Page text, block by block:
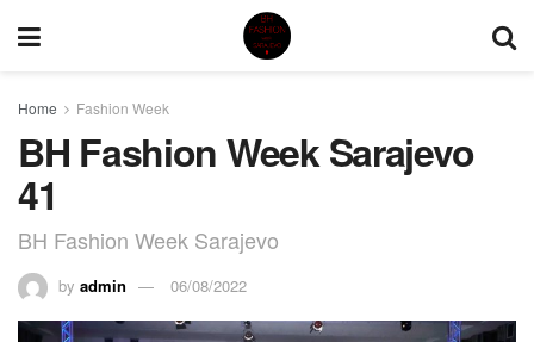
Home Fashion Week
BH Fashion Week Sarajevo
41
BH Fashion Week Sarajevo
by admin 06/08/2022